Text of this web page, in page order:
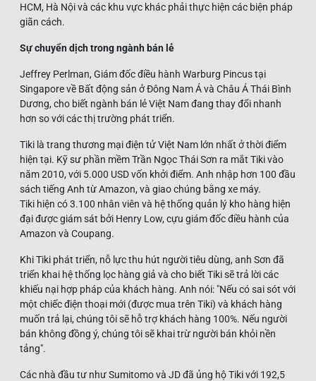
HCM, Hà Nội và các khu vực khác phải thực hiện các biện pháp
giãn cách.
Sự chuyển dịch trong ngành bán lẻ
Jeffrey Perlman, Giám đốc điều hành Warburg Pincus tại
Singapore về Bất động sản ở Đông Nam Á và Châu Á Thái Bình
Dương, cho biết ngành bán lẻ Việt Nam đang thay đổi nhanh
hơn so với các thị trường phát triển.
Tiki là trang thương mại điện tử Việt Nam lớn nhất ở thời điểm
hiện tại. Kỹ sư phần mềm Trần Ngọc Thái Sơn ra mắt Tiki vào
năm 2010, với 5.000 USD vốn khởi điểm. Anh nhập hơn 100 đầu
sách tiếng Anh từ Amazon, và giao chúng bằng xe máy.
Tiki hiện có 3.100 nhân viên và hệ thống quản lý kho hàng hiện
đại được giám sát bởi Henry Low, cựu giám đốc điều hành của
Amazon và Coupang.
Khi Tiki phát triển, nỗ lực thu hút người tiêu dùng, anh Sơn đã
triển khai hệ thống lọc hàng giả và cho biết Tiki sẽ trả lời các
khiếu nại hợp pháp của khách hàng. Anh nói: "Nếu có sai sót với
một chiếc điện thoại mới (được mua trên Tiki) và khách hàng
muốn trả lại, chúng tôi sẽ hỗ trợ khách hàng 100%. Nếu người
bán không đồng ý, chúng tôi sẽ khai trừ người bán khỏi nền
tảng".
Các nhà đầu tư như Sumitomo và JD đã ủng hộ Tiki với 192,5